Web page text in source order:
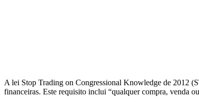
A lei Stop Trading on Congressional Knowledge de 2012
financeiras. Este requisito inclui “qualquer compra, venda